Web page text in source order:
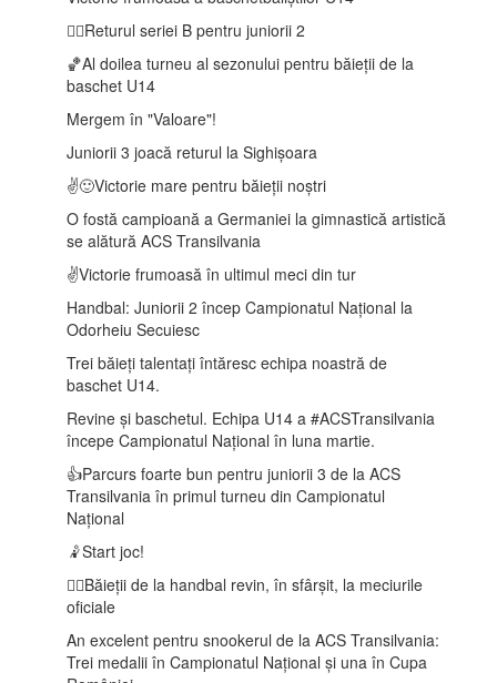
🤾‍♂️Returul seriei B pentru juniorii 2
🏀Al doilea turneu al sezonului pentru băieții de la
baschet U14
Mergem în "Valoare"!
Juniorii 3 joacă returul la Sighișoara
✌️🙂Victorie mare pentru băieții noștri
O fostă campioană a Germaniei la gimnastică artistică
se alătură ACS Transilvania
✌️Victorie frumoasă în ultimul meci din tur
Handbal: Juniorii 2 încep Campionatul Național la
Odorheiu Secuiesc
Trei băieți talentați întăresc echipa noastră de
baschet U14.
Revine și baschetul. Echipa U14 a #ACSTransilvania
începe Campionatul Național în luna martie.
👍Parcurs foarte bun pentru juniorii 3 de la ACS
Transilvania în primul turneu din Campionatul
Național
🤾Start joc!
🤾‍♂️Băieții de la handbal revin, în sfârșit, la meciurile
oficiale
An excelent pentru snookerul de la ACS Transilvania:
Trei medalii în Campionatul Național și una în Cupa